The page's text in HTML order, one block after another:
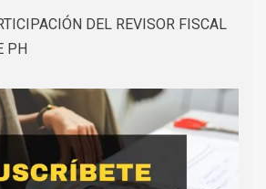
DEL REVISOR FISCAL
PH